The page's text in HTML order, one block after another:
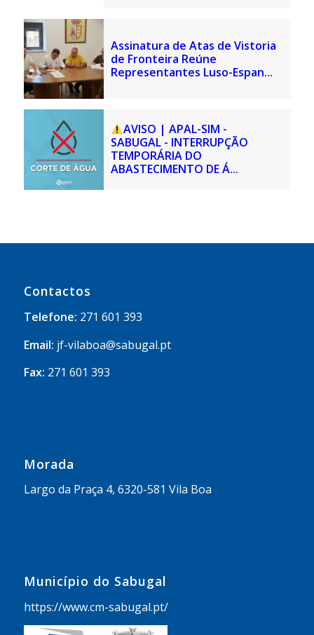
Assinatura de Atas de Vistoria
de Fronteira Reúne
Representantes Luso-Espan...
AVISO | APAL-SIM -
SABUGAL - INTERRUPÇÃO
TEMPORÁRIA DO
ABASTECIMENTO DE Á...
Contactos
Telefone: 271 601 393
Email: jf-vilaboa@sabugal.pt
Fax: 271 601 393
Morada
Largo da Praça 4, 6320-581 Vila Boa
Município do Sabugal
https://www.cm-sabugal.pt/